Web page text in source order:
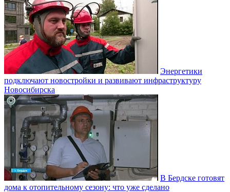
Энергетики
подключают новостройки и развивают инфраструктуру
Новосибирска
В Бердске готовят
дома к отопительному сезону: что уже сделано